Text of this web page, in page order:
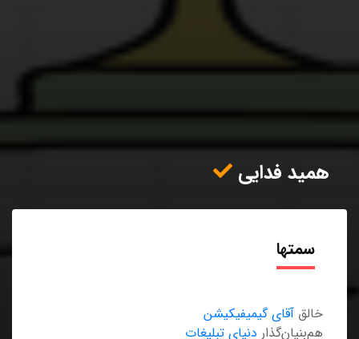
همید فدایی
سمتها
خالق آقای گیمیفیکیشن
هم‌بنیان‌گذار دنیای تبلیغات